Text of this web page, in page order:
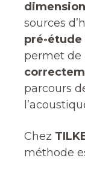
sources
pré-
permet de
parcours
Chez
méthode